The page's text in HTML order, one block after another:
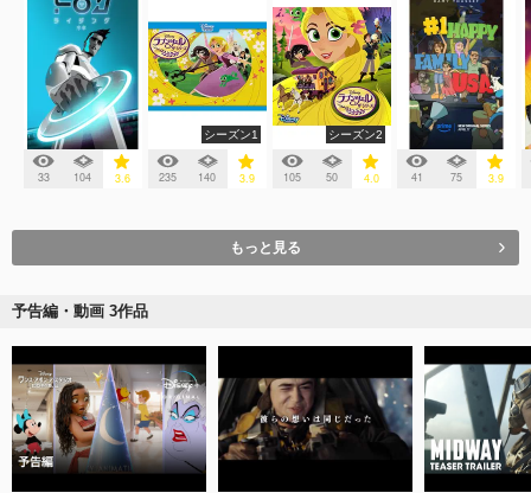
33 104 3.6
シーズン1
235 140 3.9
シーズン2
105 50 4.0 41 75 3.9
もっと見る
予告編・動画 3作品